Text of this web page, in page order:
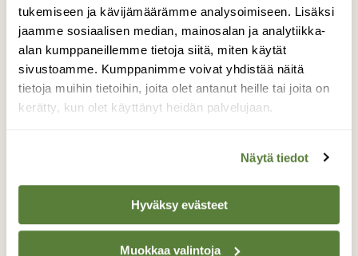
tukemiseen ja kävijämäärämme analysoimiseen. Lisäksi
jaamme sosiaalisen median, mainosalan ja analytiikka-
alan kumppaneillemme tietoja siitä, miten käytät
sivustoamme. Kumppanimme voivat yhdistää näitä
tietoja muihin tietoihin, joita olet antanut heille tai joita on
kerätty, kun olet käyttänyt heidän palvelujaan.
Näytä tiedot
Hyväksy evästeet
Muokkaa valintoja
Jaakko Kilpiäinen / Leuku ja Olli
Saira / Vastavalo